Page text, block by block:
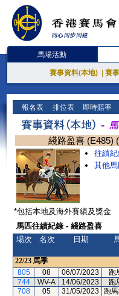
馬場活動
賽事資料(本地) 賽
報名表 排位表 即時賠率
綫路盈喜 (E485)
往績
其他
*包括本地及海外賽績及獎金
馬匹往績紀錄 - 綫路盈喜
場次
名次 日期
22/23 馬季
805
08 06/07/2023 跑
744
WV-A 14/06/2023 跑
708
05 31/05/2023 跑